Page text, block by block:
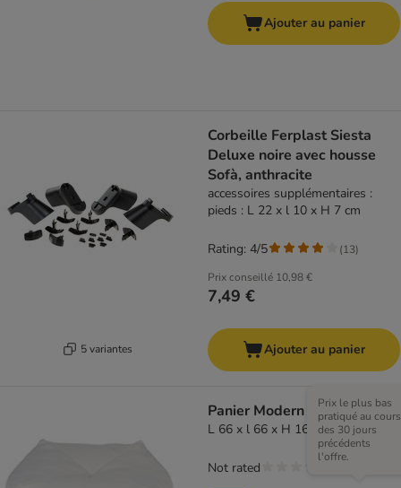
Ajouter au panier
5 variantes
Corbeille Ferplast Siesta
Deluxe noire avec housse
Sofà, anthracite
accessoires supplémentaires :
pieds : L 22 x l 10 x H 7 cm
Prix conseillé 10,98 €
7,49 €
Rating: 4/5 (13)
Ajouter au panier
Panier Modern Living Ferden
L 66 x l 66 x H 16 cm
Prix le plus bas
pratiqué au cours
des 30 jours
précédents
l'offre.
Not rated